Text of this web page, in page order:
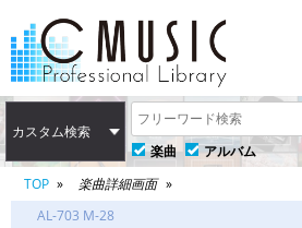
カスタム検索
楽曲
アルバム
TOP
楽曲詳細画面
AL-703 M-28